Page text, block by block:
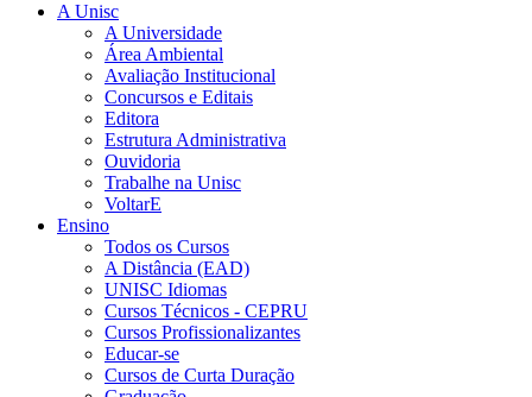
A Unisc
A Universidade
Área Ambiental
Avaliação Institucional
Concursos e Editais
Editora
Estrutura Administrativa
Ouvidoria
Trabalhe na Unisc
VoltarE
Ensino
Todos os Cursos
A Distância (EAD)
UNISC Idiomas
Cursos Técnicos - CEPRU
Cursos Profissionalizantes
Educar-se
Cursos de Curta Duração